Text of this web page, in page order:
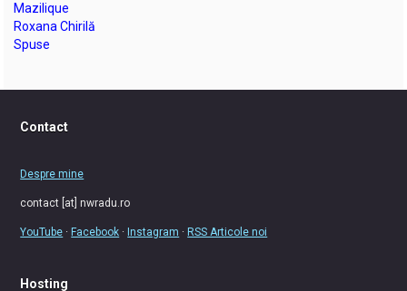
Mazilique
Roxana Chirilă
Spuse
Contact
Despre mine
contact [at] nwradu.ro
YouTube · Facebook · Instagram · RSS Articole noi
Hosting